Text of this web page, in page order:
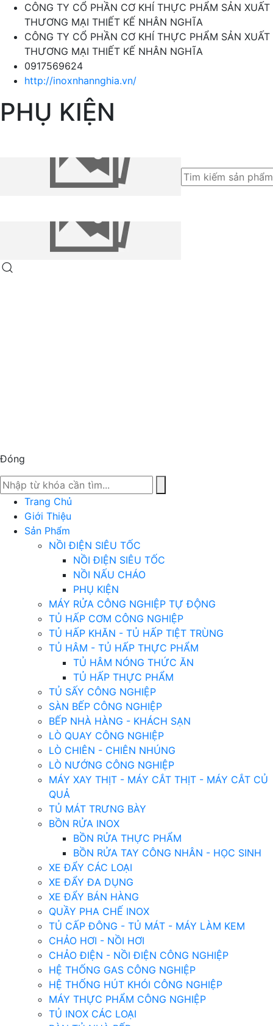
CÔNG TY CỔ PHẦN CƠ KHÍ THỰC PHẨM SẢN XUẤT
THƯƠNG MẠI THIẾT KẾ NHÂN NGHĨA
CÔNG TY CỔ PHẦN CƠ KHÍ THỰC PHẨM SẢN XUẤT
THƯƠNG MẠI THIẾT KẾ NHÂN NGHĨA
0917569624
http://inoxnhannghia.vn/
PHỤ KIỆN
Đóng
Trang Chủ
Giới Thiệu
Sản Phẩm
NỒI ĐIỆN SIÊU TỐC
NỒI ĐIỆN SIÊU TỐC
NỒI NẤU CHÁO
PHỤ KIỆN
MÁY RỬA CÔNG NGHIỆP TỰ ĐỘNG
TỦ HẤP CƠM CÔNG NGHIỆP
TỦ HẤP KHĂN - TỦ HẤP TIỆT TRÙNG
TỦ HÂM - TỦ HẤP THỰC PHẨM
TỦ HÂM NÓNG THỨC ĂN
TỦ HẤP THỰC PHẨM
TỦ SẤY CÔNG NGHIỆP
SÀN BẾP CÔNG NGHIỆP
BẾP NHÀ HÀNG - KHÁCH SẠN
LÒ QUAY CÔNG NGHIỆP
LÒ CHIÊN - CHIÊN NHÚNG
LÒ NƯỚNG CÔNG NGHIỆP
MÁY XAY THỊT - MÁY CẮT THỊT - MÁY CẮT CỦ
QUẢ
TỦ MÁT TRƯNG BÀY
BỒN RỬA INOX
BỒN RỬA THỰC PHẨM
BỒN RỬA TAY CÔNG NHÂN - HỌC SINH
XE ĐẨY CÁC LOẠI
XE ĐẨY ĐA DỤNG
XE ĐẨY BÁN HÀNG
QUẦY PHA CHẾ INOX
TỦ CẤP ĐÔNG - TỦ MÁT - MÁY LÀM KEM
CHẢO HƠI - NỒI HƠI
CHẢO ĐIỆN - NỒI ĐIỆN CÔNG NGHIỆP
HỆ THỐNG GAS CÔNG NGHIỆP
HỆ THỐNG HÚT KHÓI CÔNG NGHIỆP
MÁY THỰC PHẨM CÔNG NGHIỆP
TỦ INOX CÁC LOẠI